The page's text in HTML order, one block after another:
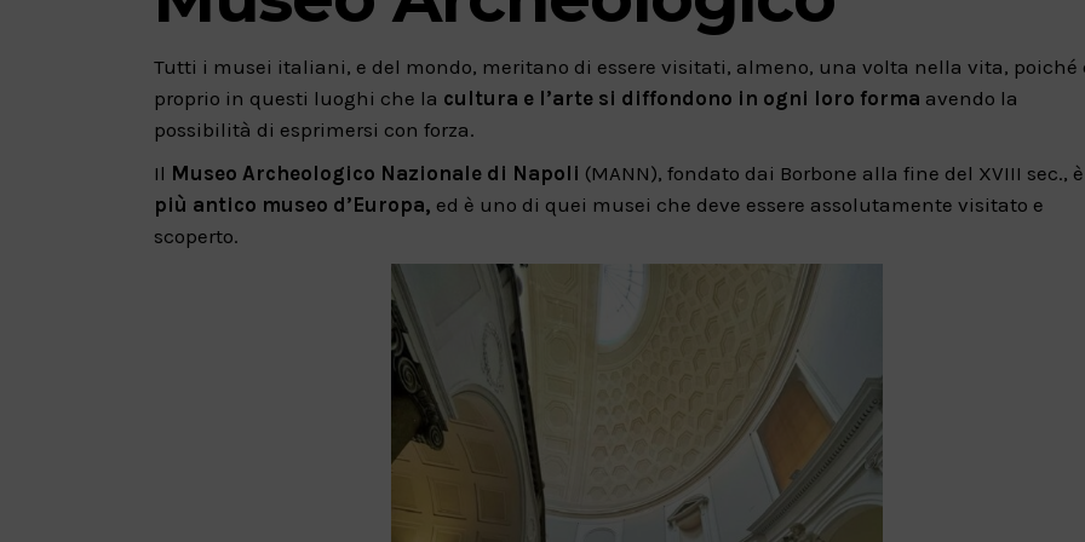
Tutti i musei italiani, e del mondo, meritano di essere visitati, almeno, una volta nella vita, poiché
proprio in questi luoghi che la cultura e l’arte si diffondono in ogni loro forma avendo la
possibilità di esprimersi con forza.
Il Museo Archeologico Nazionale di Napoli (MANN), fondato dai Borbone alla fine del XVIII sec.,
più antico museo d’Europa, ed è uno di quei musei che deve essere assolutamente visitato e
scoperto.